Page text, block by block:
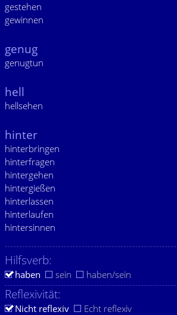
gestehen
gewinnen
genug
genugtun
hell
hellsehen
hinter
hinterbringen
hinterfragen
hintergehen
hintergießen
hinterlassen
hinterlaufen
hintersinnen
Hilfsverb:
haben sein haben/sein
Reflexivität:
Nicht reflexiv
Echt reflexiv